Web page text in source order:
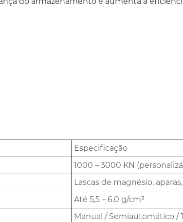
Especificação
1000 – 3000 KN
Lascas de magnésio,
Até 5,5 – 6,0 g/cm³
Manual / Semiautomático